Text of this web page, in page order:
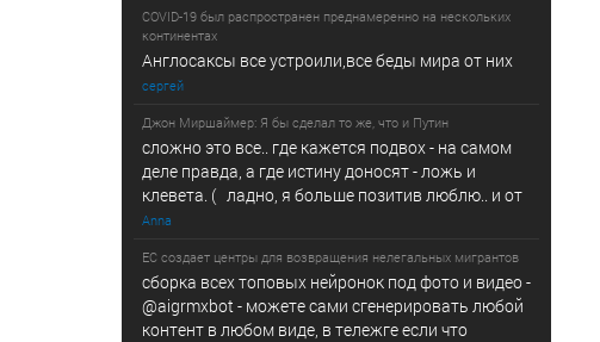
COVID-19 был распространен преднамеренно на нескольких
континентах
Англосаксы все устроили,все беды мира от них
сергей
Джон Миршаймер: Я бы сделал то же, что и Путин
сложно это все.. где кажется подвох - на самом
деле правда, а где истину доносят - ложь и
клевета. ( ладно, я больше позитив люблю.. и от
Anna
ЕС создает центры для возвращения нелегальных мигрантов
сборка всех топовых нейронок под фото и видео -
@­a­i­­gr­mx­b­­o­t - можете сами сгенерировать любой
контент в любом виде, в т­ележг­е е­сл­и ч­то